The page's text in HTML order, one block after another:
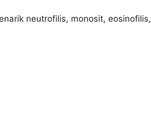
neutrofilis, monosit, eosinofilis,